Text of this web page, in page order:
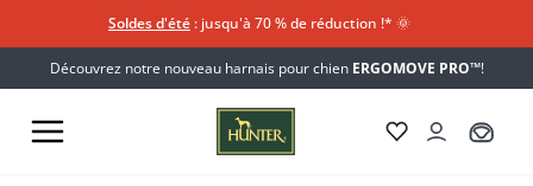
Soldes d'été : jusqu'à 70 % de réduction !*​ 🌞
Découvrez notre nouveau harnais pour chien ERGOMOVE PRO™!